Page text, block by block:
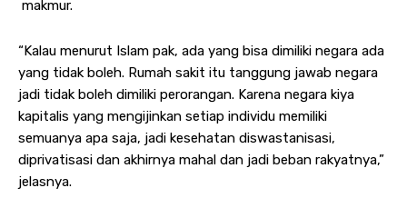
makmur.
“Kalau menurut Islam pak, ada yang bisa dimiliki negara ada
yang tidak boleh. Rumah sakit itu tanggung jawab negara
jadi tidak boleh dimiliki perorangan. Karena negara kiya
kapitalis yang mengijinkan setiap individu memiliki
semuanya apa saja, jadi kesehatan diswastanisasi,
diprivatisasi dan akhirnya mahal dan jadi beban rakyatnya,”
jelasnya.